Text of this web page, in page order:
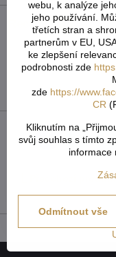
Recenze 0
Zatím bez
FacebookTwitter
Předchozí produkt
webu, k analýze
jeho používání.
třetích stran a
partnerům v EU,
ke zlepšení
podrobnosti zde
zde https://
CR
Kliknutím na
svůj souhlas s tímto
informace
Odmítnout vše